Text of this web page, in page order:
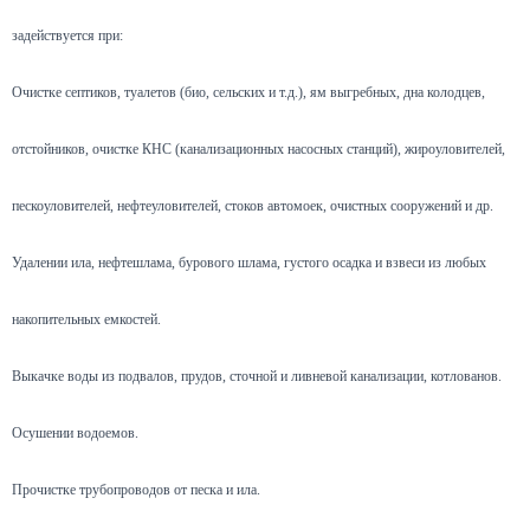
задействуется при:
Очистке септиков, туалетов (био, сельских и т.д.), ям выгребных, дна колодцев,
отстойников, очистке КНС (канализационных насосных станций), жироуловителей,
пескоуловителей, нефтеуловителей, стоков автомоек, очистных сооружений и др.
Удалении ила, нефтешлама, бурового шлама, густого осадка и взвеси из любых
накопительных емкостей.
Выкачке воды из подвалов, прудов, сточной и ливневой канализации, котлованов.
Осушении водоемов.
Прочистке трубопроводов от песка и ила.